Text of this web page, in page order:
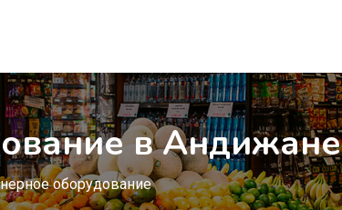
в Андижане
оборудование